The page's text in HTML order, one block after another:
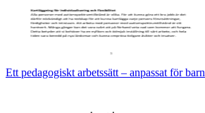
Ett pedagogiskt arbetssätt – anpassat för barn